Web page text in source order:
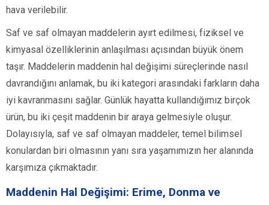
hava verilebilir.
Saf ve saf olmayan maddelerin ayırt edilmesi, fiziksel ve
kimyasal özelliklerinin anlaşılması açısından büyük önem
taşır. Maddelerin maddenin hal değişimi süreçlerinde nasıl
davrandığını anlamak, bu iki kategori arasındaki farkların daha
iyi kavranmasını sağlar. Günlük hayatta kullandığımız birçok
ürün, bu iki çeşit maddenin bir araya gelmesiyle oluşur.
Dolayısıyla, saf ve saf olmayan maddeler, temel bilimsel
konulardan biri olmasının yanı sıra yaşamımızın her alanında
karşımıza çıkmaktadır.
Maddenin Hal Değişimi: Erime, Donma ve